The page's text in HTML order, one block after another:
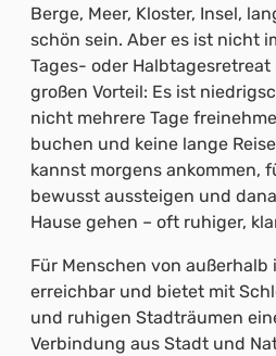
Berge, Meer, Kloster, Insel,
schön sein. Aber es ist nicht
Tages- oder
großen Vorteil: Es ist
nicht mehrere Tage
buchen und keine lange
kannst morgens ankommen,
bewusst aussteigen und
Hause gehen – oft ruhiger,
Für Menschen von
erreichbar und bietet mit
und ruhigen Stadträumen
Verbindung aus Stadt und